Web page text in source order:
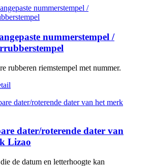
nummerstempel /
rubberen riemstempel met nummer.
dater/roterende dater van
Lizao
de datum en letterhoogte kan